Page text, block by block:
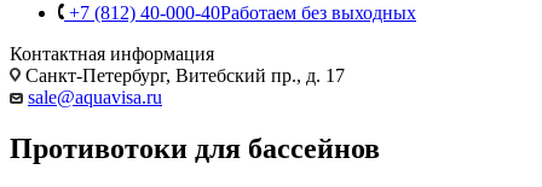
+7 (812) 40-000-40Работаем без выходных
Контактная информация
Санкт-Петербург, Витебский пр., д. 17
sale@aquavisa.ru
Противотоки для бассейнов